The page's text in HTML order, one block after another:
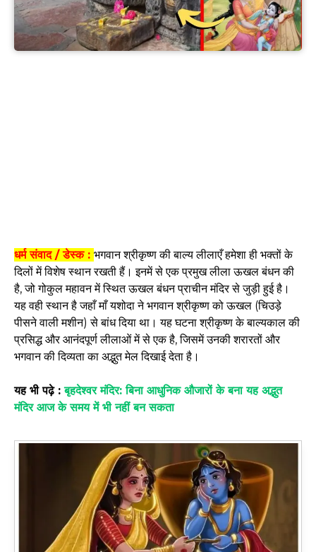
धर्म संवाद / डेस्क : भगवान श्रीकृष्ण की बाल्य लीलाएँ हमेशा ही भक्तों के
दिलों में विशेष स्थान रखती हैं। इनमें से एक प्रमुख लीला ऊखल बंधन की
है, जो गोकुल महावन में स्थित ऊखल बंधन प्राचीन मंदिर से जुड़ी हुई है।
यह वही स्थान है जहाँ माँ यशोदा ने भगवान श्रीकृष्ण को ऊखल (चिउड़े
पीसने वाली मशीन) से बांध दिया था। यह घटना श्रीकृष्ण के बाल्यकाल की
प्रसिद्ध और आनंदपूर्ण लीलाओं में से एक है, जिसमें उनकी शरारतों और
भगवान की दिव्यता का अद्भुत मेल दिखाई देता है।
यह भी पढ़े :बृहदेश्वर मंदिर: बिना आधुनिक औजारों के बना यह अद्भुत
मंदिर आज के समय में भी नहीं बन सकता